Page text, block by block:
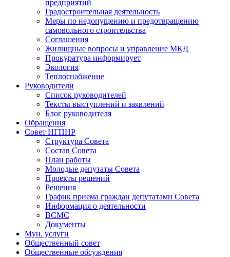
предприятий
Градостроительная деятельность
Меры по недопущению и предотвращению
самовольного строительства
Соглашения
Жилищные вопросы и управление МКД
Прокуратура информирует
Экология
Теплоснабжение
Руководители
Список руководителей
Тексты выступлений и заявлений
Блог руководителя
Обращения
Совет НГПНР
Структура Совета
Состав Совета
План работы
Молодые депутаты Совета
Проекты решений
Решения
График приема граждан депутатами Совета
Информация о деятельности
ВСМС
Документы
Мун. услуги
Общественный совет
Общественные обсуждения